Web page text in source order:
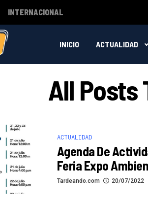
INTERNACIONAL
INICIO ACTUALIDAD
All Posts
ACTUALIDAD
Agenda De
Feria Expo
Tardeando.com 20/07/2022